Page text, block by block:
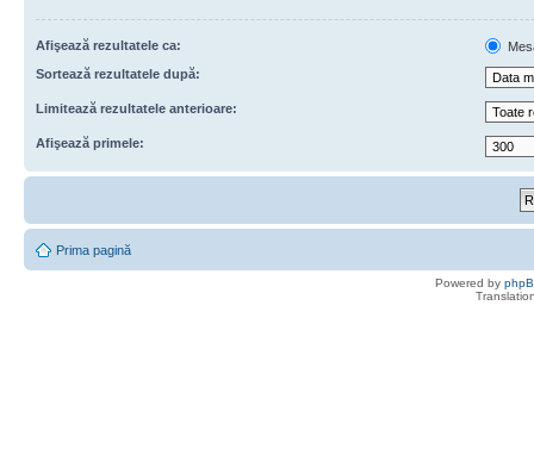
Afişează rezultatele ca:
Sortează rezultatele după:
Limitează rezultatele anterioare:
Afişează primele:
Prima pagină
Powered by